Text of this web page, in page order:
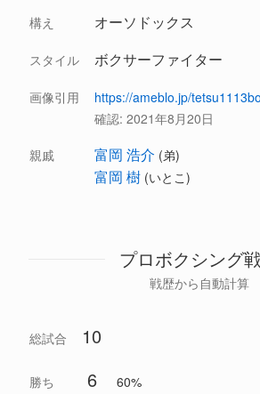
構え オーソドックス
スタイル ボクサーファイター
画像引用
https://ameblo.jp/
確認: 2021年8月20日
親戚 富岡 浩介 (弟)
富岡 樹 (いとこ)
プロボクシング
戦歴から自動計算
総試合 10
勝ち 6 60%